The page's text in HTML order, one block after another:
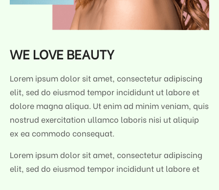
WE LOVE BEAUTY
Lorem ipsum dolor sit amet, consectetur adipiscing
elit, sed do eiusmod tempor incididunt ut labore et
dolore magna aliqua. Ut enim ad minim veniam, quis
nostrud exercitation ullamco laboris nisi ut aliquip
ex ea commodo consequat.
Lorem ipsum dolor sit amet, consectetur adipiscing
elit, sed do eiusmod tempor incididunt ut labore et